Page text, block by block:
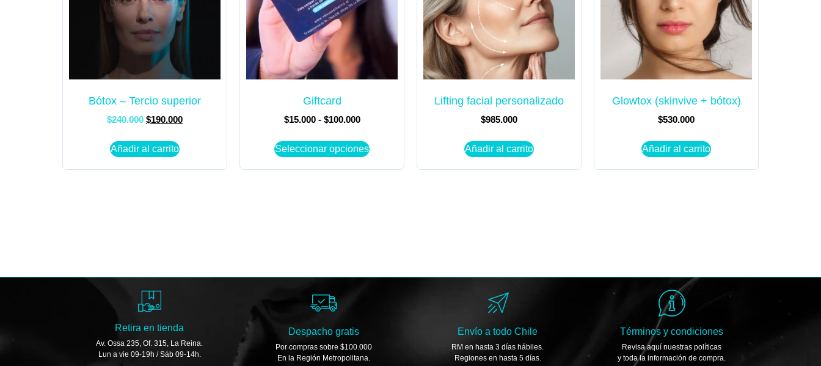
Bótox – Tercio superior
$240.000 $190.000
Añadir al carrito
Giftcard
$15.000 - $100.000
Seleccionar opciones
Lifting facial personalizado
$985.000
Añadir al carrito
Glowtox (skinvive + bótox)
$530.000
Añadir al carrito
Retira en tienda
Av. Ossa 235, Of. 315, La Reina.
Lun a vie 09-19h / Sáb 09-14h.
Despacho gratis
Por compras sobre $100.000
En la Región Metropolitana.
Envío a todo Chile
RM en hasta 3 días hábiles.
Regiones en hasta 5 días.
Términos y condiciones
Revisa aquí nuestras políticas
y toda la información de compra.